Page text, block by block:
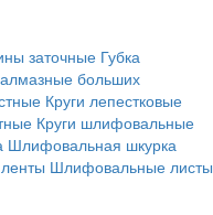
заточные Губка
алмазные больших
Круги лепестковые
Круги шлифовальные
Шлифовальная шкурка
Шлифовальные листы